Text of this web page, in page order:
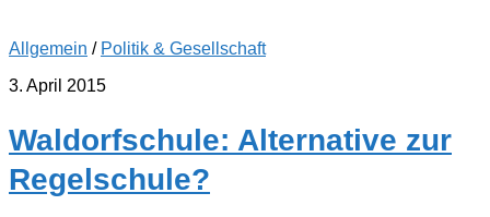
Allgemein / Politik & Gesellschaft
3. April 2015
Waldorfschule: Alternative zur
Regelschule?